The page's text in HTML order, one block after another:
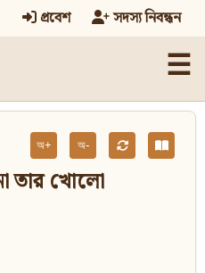
প্রবেশ সদস্য নিবন্ধন
☰
অ+ অ-
তার খোলো